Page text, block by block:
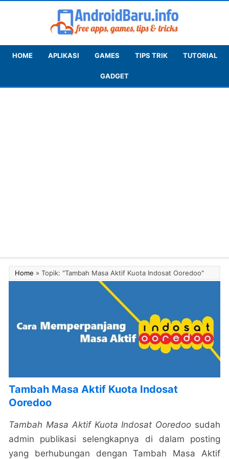
HOME APLIKASI GAMES TIPS TRIK TUTORIAL
GADGET
Home » Topik: "Tambah Masa Aktif Kuota Indosat Ooredoo"
Tambah Masa Aktif Kuota Indosat
Ooredoo
Tambah Masa Aktif Kuota Indosat Ooredoo sudah
admin publikasi selengkapnya di dalam posting
yang berhubungan dengan Tambah Masa Aktif